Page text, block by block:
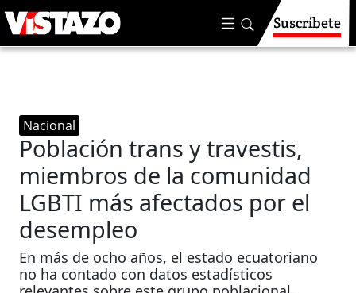
Suscríbete
Nacional
Población trans y travestis,
miembros de la comunidad
LGBTI más afectados por el
desempleo
En más de ocho años, el estado ecuatoriano
no ha contado con datos estadísticos